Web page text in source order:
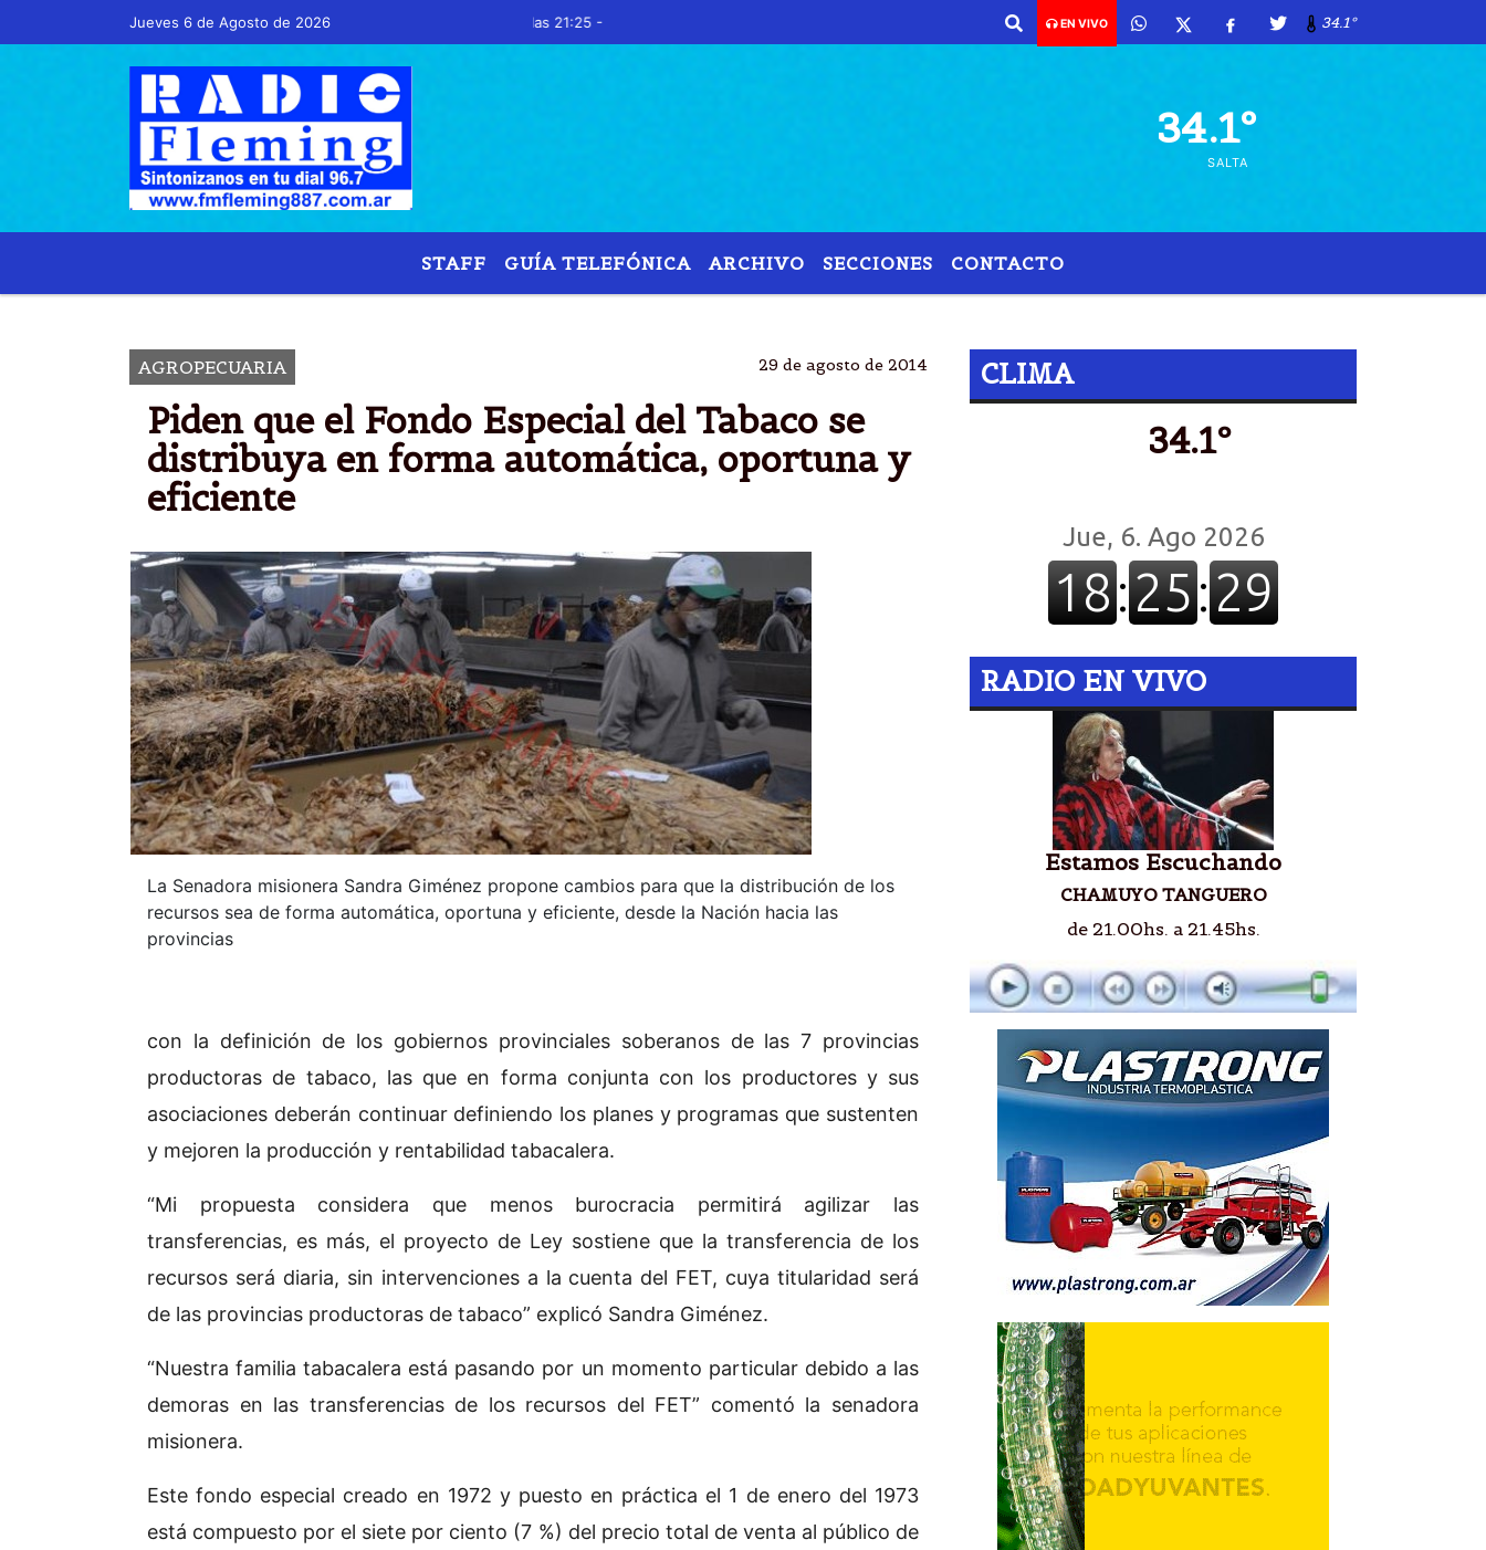
Jueves 6 de Agosto de 2026
Hoy es Jueves 6 de Agosto de 2026 y son las 21:25 - EN VIVO 34.1º
34.1º
SALTA
STAFF GUÍA TELEFÓNICA ARCHIVO SECCIONES CONTACTO
AGROPECUARIA 29 de agosto de 2014
Piden que el Fondo Especial del Tabaco se
distribuya en forma automática, oportuna y
eficiente
La Senadora misionera Sandra Giménez propone cambios para que la distribución de los
recursos sea de forma automática, oportuna y eficiente, desde la Nación hacia las
provincias
con la definición de los gobiernos provinciales soberanos de las 7 provincias
productoras de tabaco, las que en forma conjunta con los productores y sus
asociaciones deberán continuar definiendo los planes y programas que sustenten
y mejoren la producción y rentabilidad tabacalera.
“Mi propuesta considera que menos burocracia permitirá agilizar las
transferencias, es más, el proyecto de Ley sostiene que la transferencia de los
recursos será diaria, sin intervenciones a la cuenta del FET, cuya titularidad será
de las provincias productoras de tabaco” explicó Sandra Giménez.
“Nuestra familia tabacalera está pasando por un momento particular debido a las
demoras en las transferencias de los recursos del FET” comentó la senadora
misionera.
Este fondo especial creado en 1972 y puesto en práctica el 1 de enero del 1973
está compuesto por el siete por ciento (7 %) del precio total de venta al público de
CLIMA
34.1º
RADIO EN VIVO
Estamos Escuchando
CHAMUYO TANGUERO
de 21.00hs. a 21.45hs.